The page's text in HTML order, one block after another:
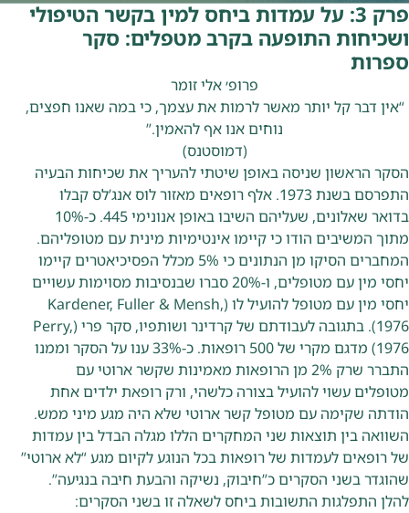
פרק 3: על עמדות ביחס למין בקשר הטיפולי
ושכיחות התופעה בקרב מטפלים: סקר
ספרות
פרופ׳ אלי זומר
“אין דבר קל יותר מאשר לרמות את עצמך, כי במה שאנו חפצים,
נוחים אנו אף להאמין.”
(דמוסטנס)
הסקר הראשון שניסה באופן שיטתי להעריך את שכיחות הבעיה
התפרסם בשנת 1973. אלף רופאים מאזור לוס אנג’לס קבלו
בדואר שאלונים, שעליהם השיבו באופן אנונימי 445. כ-10%
מתוך המשיבים הודו כי קיימו אינטימיות מינית עם מטופליהם.
המחברים הסיקו מן הנתונים כי 5% מכלל הפסיכיאטרים קיימו
יחסי מין עם מטופלים, ו-20% סברו שבנסיבות מסוימות עשויים
יחסי מין עם מטופל להועיל לו (Kardener, Fuller & Mensh,
1976). בתגובה לעבודתם של קרדינר ושותפיו, סקר פרי (Perry,
1976) מדגם מקרי של 500 רופאות. כ-33% ענו על הסקר וממנו
התברר שרק 2% מן הרופאות מאמינות שקשר ארוטי עם
מטופלים עשוי להועיל בצורה כלשהי, ורק רופאת ילדים אחת
הודתה שקימה עם מטופל קשר ארוטי שלא היה מגע מיני ממש.
השוואה בין תוצאות שני המחקרים הללו מגלה הבדל בין עמדות
של רופאים לעמדות של רופאות בכל הנוגע לקיום מגע “לא ארוטי”
שהוגדר בשני הסקרים כ”חיבוק, נשיקה והבעת חיבה בנגיעה”.
להלן התפלגות התשובות ביחס לשאלה זו בשני הסקרים: